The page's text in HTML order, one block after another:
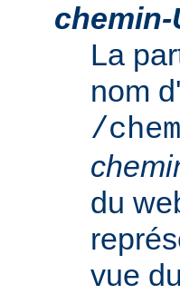
chemin-
La
nom
/
du
vue